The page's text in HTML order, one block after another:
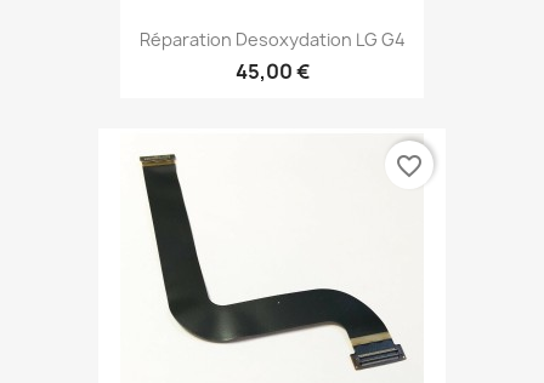
Réparation Desoxydation LG G4
45,00 €
favorite_border